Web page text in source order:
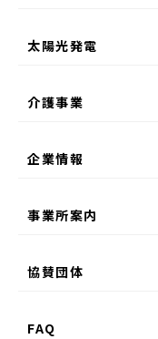
太陽光発電
介護事業
企業情報
事業所案内
協賛団体
FAQ